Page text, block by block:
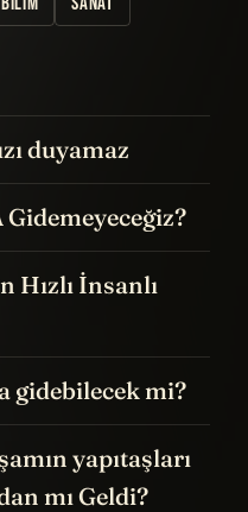
duyamaz
Gidemeyeceğiz?
Hızlı İnsanlı
gidebilecek mi?
yapıtaşları
mı Geldi?